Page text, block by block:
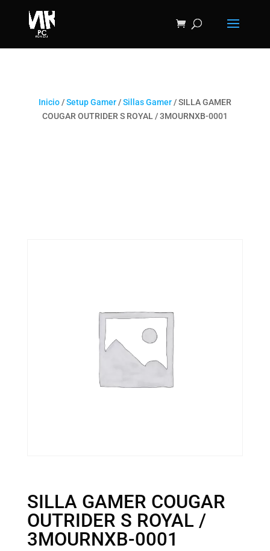
Inicio/Setup Gamer/Sillas Gamer/ SILLA GAMER
COUGAR OUTRIDER S ROYAL / 3MOURNXB-0001
SILLA GAMER COUGAR
OUTRIDER S ROYAL /
3MOURNXB-0001